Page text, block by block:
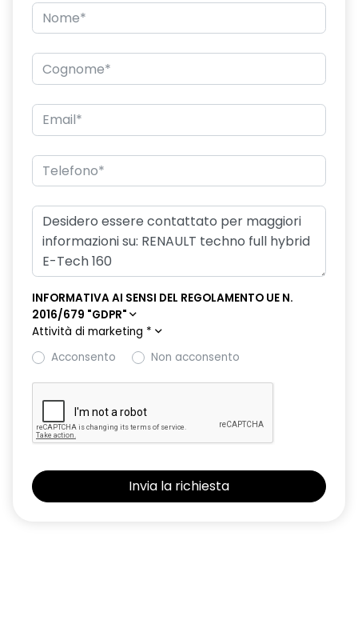
HAR02
intelligent speed assist assistenza al superamento dei limiti
di velocità
lunotto posteriore con funzione sbrinamento
Manutenzione Connessa, incluso per 8 anni
Pack standard connectivity, tramite app my rnlt
portellone posteriore manuale
privacy glass
retrovisore interno elettrocromico frameless
retrovisori esterni elettrici riscaldabili e ripiegabili
elettricamente
shark antenna
sistema di frenata d'emergenza attiva con riconoscimento
pedoni, ciclisti e incroci
INFORMATIVA AI SENSI DEL REGOLAMENTO UE N.
2016/679 "GDPR"
Attività di marketing *
Acconsento
Non acconsento